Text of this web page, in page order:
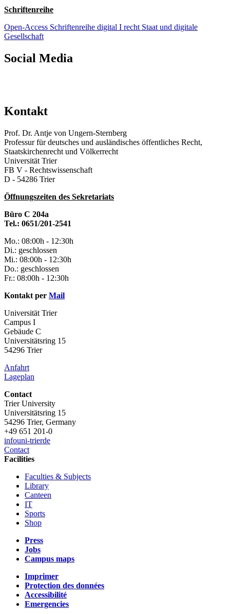
Schriftenreihe
Open-Access Schriftenreihe digital I recht Staat und digitale
Gesellschaft
Social Media
Kontakt
Prof. Dr. Antje von Ungern-Sternberg
Professur für deutsches und ausländisches öffentliches Recht,
Staatskirchenrecht und Völkerrecht
Universität Trier
FB V - Rechtswissenschaft
D - 54286 Trier
Öffnungszeiten des Sekretariats
Büro C 204a
Tel.: 0651/201-2541
Mo.: 08:00h - 12:30h
Di.: geschlossen
Mi.: 08:00h - 12:30h
Do.: geschlossen
Fr.: 08:00h - 12:30h
Kontakt per Mail
Universität Trier
Campus I
Gebäude C
Universitätsring 15
54296 Trier
Anfahrt
Lageplan
Contact
Trier University
Universitätsring 15
54296 Trier, Germany
+49 651 201-0
infouni-trierde
Contact
Facilities
Faculties & Subjects
Library
Canteen
IT
Sports
Shop
Press
Jobs
Campus maps
Imprimer
Protection des données
Accessibilité
Emergencies